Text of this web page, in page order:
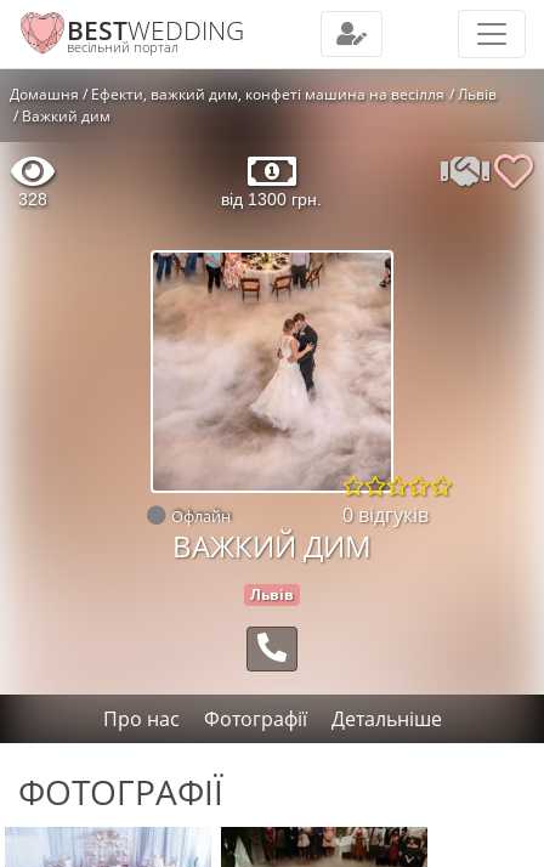
BESTWEDDING
весільний портал
Домашня Ефекти, важкий дим, конфеті машина на весілля
Львів
Важкий дим
328 від 1300 грн.
Офлайн 0 відгуків
ВАЖКИЙ ДИМ
Львів
Про нас Фотографії Детальніше
ФОТОГРАФІЇ